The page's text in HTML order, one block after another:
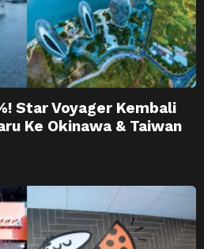
Star Voyager Kembali
Ke Okinawa & Taiwan